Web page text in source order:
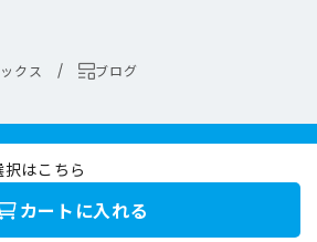
はこちら
カートに入れる
クス ブログ
ず医師の処方に基づきお選びください。
©online-contact.